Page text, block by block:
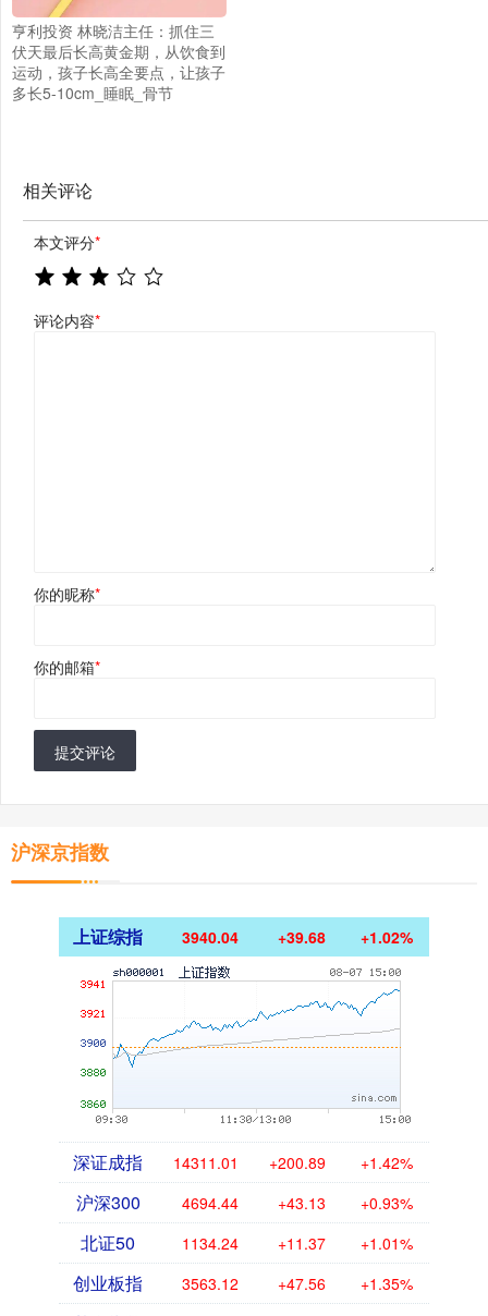
亨利投资 林晓洁主任：抓住三
伏天最后长高黄金期，从饮食到
运动，孩子长高全要点，让孩子
多长5-10cm_睡眠_骨节
相关评论
本文评分*
评论内容*
你的昵称*
你的邮箱*
提交评论
沪深京指数
上证综指 3940.04 +39.68 +1.02%
深证成指 14311.01 +200.89 +1.42%
沪深300 4694.44 +43.13 +0.93%
北证50 1134.24 +11.37 +1.01%
创业板指 3563.12 +47.56 +1.35%